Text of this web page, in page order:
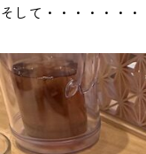
そして・・・・・・・